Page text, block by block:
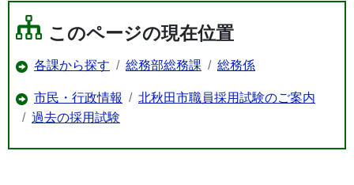
このページの現在位置
各課から探す 総務部総務課 総務係
市民・行政情報
北秋田市職員採用試験のご案内
過去の採用試験